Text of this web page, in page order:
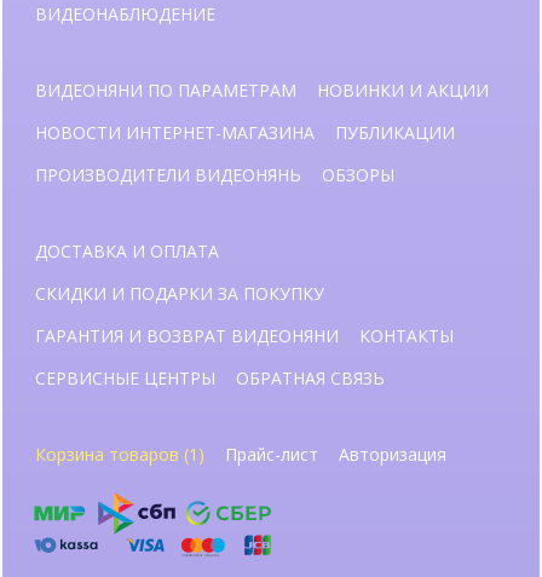
ВИДЕОНАБЛЮДЕНИЕ
ВИДЕОНЯНИ ПО ПАРАМЕТРАМ
НОВИНКИ И АКЦИИ
НОВОСТИ ИНТЕРНЕТ-МАГАЗИНА
ПУБЛИКАЦИИ
ПРОИЗВОДИТЕЛИ ВИДЕОНЯНЬ
ОБЗОРЫ
ДОСТАВКА И ОПЛАТА
СКИДКИ И ПОДАРКИ ЗА ПОКУПКУ
ГАРАНТИЯ И ВОЗВРАТ ВИДЕОНЯНИ
КОНТАКТЫ
СЕРВИСНЫЕ ЦЕНТРЫ
ОБРАТНАЯ СВЯЗЬ
Корзина товаров (1) Прайс-лист Авторизация